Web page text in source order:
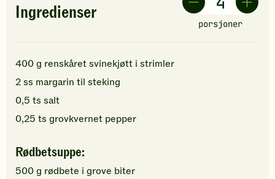
Ingredienser
porsjoner
400g renskåret svinekjøtt i strimler
2ss margarin til steking
0,5 ts salt
0,25 ts grovkvernet pepper
Rødbetsuppe:
500g rødbete i grove biter